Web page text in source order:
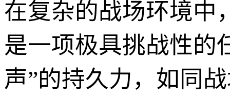
在复杂的战场环境中
是一项极具挑战性的
声”的持久力，如同